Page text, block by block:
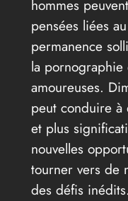
hommes
pensées liées
permanence
la
amoureuses.
peut conduire à
et plus
nouvelles
tourner vers de
des défis inédits.